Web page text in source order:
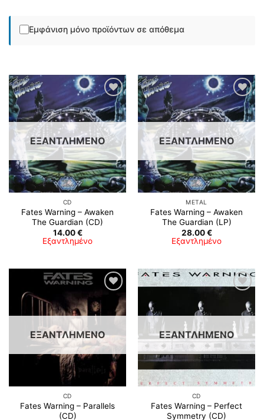
Εμφάνιση μόνο προϊόντων σε απόθεμα
Προσθήκη
στη λίστα
επιθυμιών
ΕΞΑΝΤΛΗΜΈΝΟ
CD
Fates Warning – Awaken
The Guardian (CD)
14.00€
Εξαντλημένο
Προσθήκη
στη λίστα
επιθυμιών
ΕΞΑΝΤΛΗΜΈΝΟ
METAL
Fates Warning – Awaken
The Guardian (LP)
28.00€
Εξαντλημένο
Προσθήκη
στη λίστα
επιθυμιών
ΕΞΑΝΤΛΗΜΈΝΟ
CD
Fates Warning – Parallels
(CD)
στη λίστα
επιθυμιών
ΕΞΑΝΤΛΗΜΈΝΟ
CD
Fates Warning – Perfect
Symmetry (CD)